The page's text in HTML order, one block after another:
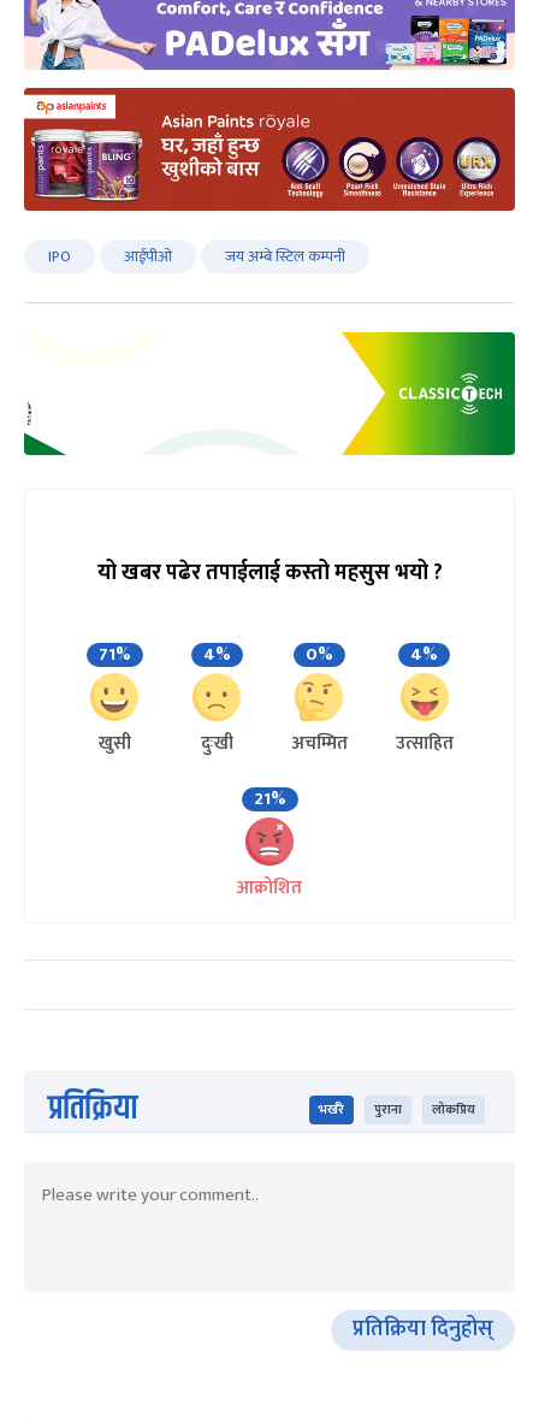
IPO आईपीओ जय अम्बे स्टिल कम्पनी
यो खबर पढेर तपाईलाई कस्तो महसुस भयो ?
71%
खुसी
4%
दुःखी
0%
अचम्मित
4%
उत्साहित
21%
आक्रोशित
प्रतिक्रिया भर्खरै पुराना लोकप्रिय
प्रतिक्रिया दिनुहोस्